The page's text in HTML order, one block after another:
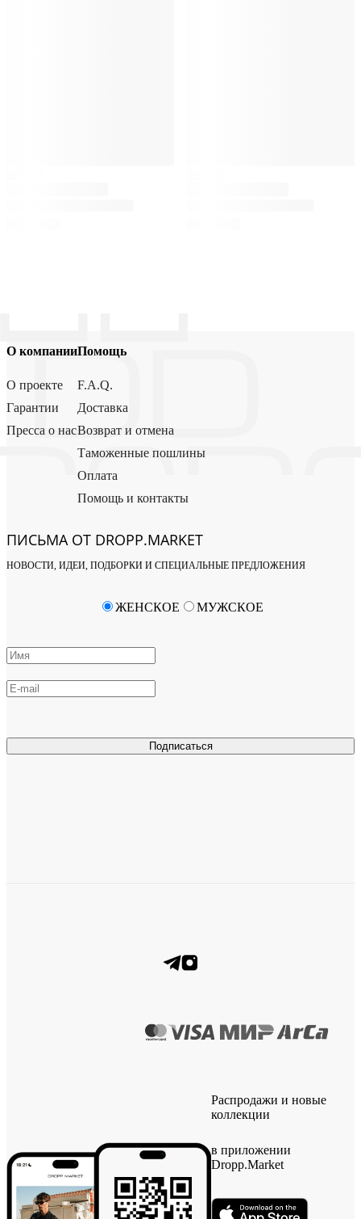
О компании
О проекте
Гарантии
Пресса о нас
Помощь
F.A.Q.
Доставка
Возврат и отмена
Таможенные пошлины
Оплата
Помощь и контакты
ПИСЬМА ОТ DROPP.MARKET
НОВОСТИ, ИДЕИ, ПОДБОРКИ И СПЕЦИАЛЬНЫЕ ПРЕДЛОЖЕНИЯ
Подписаться
ЖЕНСКОЕ МУЖСКОЕ
Распродажи и новые
коллекции
в приложении
Dropp.Market